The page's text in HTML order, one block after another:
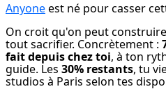
Anyone est né pour casser
On croit qu'on peut
tout sacrifier. Concrètement :
fait depuis chez toi, à ton
guide. Les 30% restants, tu
studios à Paris selon tes